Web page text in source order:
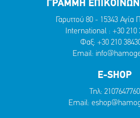
ΓΡΑΜΜΗ
Γαρυττού 80 - 15343
International : +30 210
Φαξ: +30 210
Email:
E-SHOP
Τηλ: 2107647760
Email: